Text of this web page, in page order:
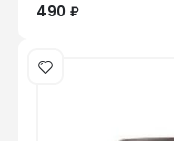
490 ₽